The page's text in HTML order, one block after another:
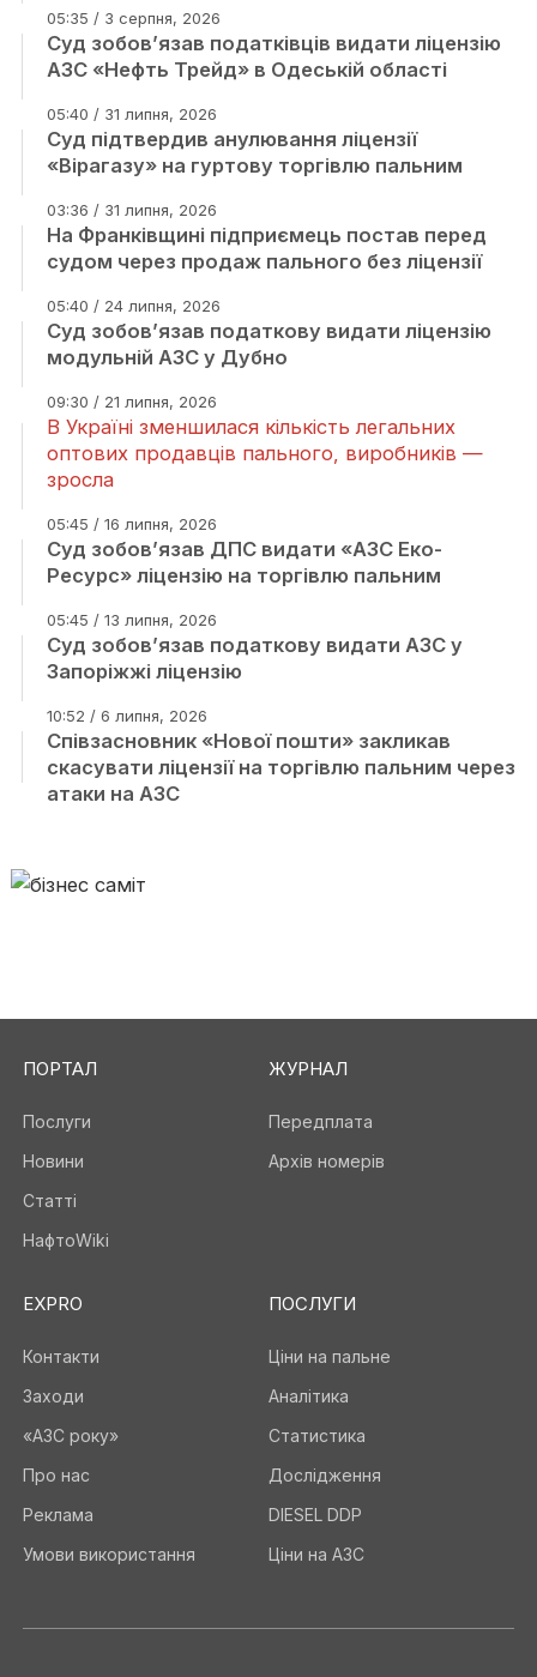
05:35 / 3 серпня, 2026
Суд зобов’язав податківців видати ліцензію
АЗС «Нефть Трейд» в Одеській області
05:40 / 31 липня, 2026
Суд підтвердив анулювання ліцензії
«Вірагазу» на гуртову торгівлю пальним
03:36 / 31 липня, 2026
На Франківщині підприємець постав перед
судом через продаж пального без ліцензії
05:40 / 24 липня, 2026
Суд зобов’язав податкову видати ліцензію
модульній АЗС у Дубно
09:30 / 21 липня, 2026
В Україні зменшилася кількість легальних
оптових продавців пального, виробників —
зросла
05:45 / 16 липня, 2026
Суд зобов’язав ДПС видати «АЗС Еко-
Ресурс» ліцензію на торгівлю пальним
05:45 / 13 липня, 2026
Суд зобов’язав податкову видати АЗС у
Запоріжжі ліцензію
10:52 / 6 липня, 2026
Співзасновник «Нової пошти» закликав
скасувати ліцензії на торгівлю пальним через
атаки на АЗС
ПОРТАЛ
Послуги
Новини
Статті
НафтоWiki
ЖУРНАЛ
Передплата
Архів номерів
EXPRO
Контакти
Заходи
«АЗС року»
Про нас
Реклама
Умови використання
ПОСЛУГИ
Ціни на пальне
Аналітика
Статистика
Дослідження
DIESEL DDP
Ціни на АЗС